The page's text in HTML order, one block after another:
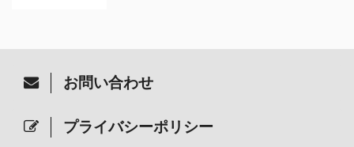
お問い合わせ
プライバシーポリシー